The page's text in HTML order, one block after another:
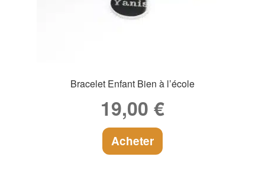
Bracelet Enfant Bien à l’école
19,00 €
Acheter